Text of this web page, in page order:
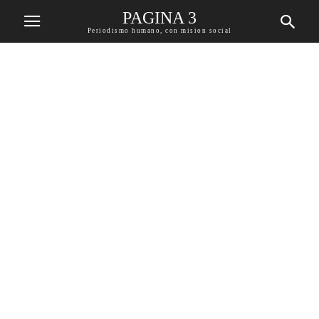
PAGINA 3
Periodismo humano, con mision social